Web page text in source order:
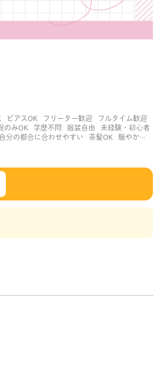
ピアスOK フリーター歓迎
フルタイム歓迎
のみOK 学歴不問 服装自由
未経験・初心者
自分の都合に合わせやすい 茶髪OK
賑やかな